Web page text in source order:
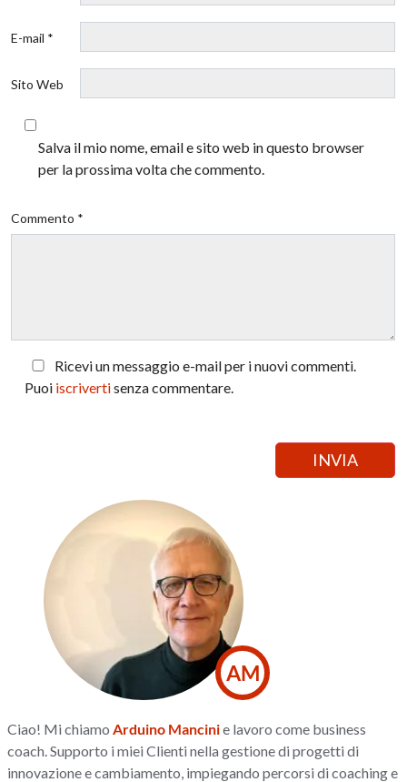
E-mail *
Sito Web
Salva il mio nome, email e sito web in questo browser
per la prossima volta che commento.
Commento *
Ricevi un messaggio e-mail per i nuovi commenti.
Puoi iscrivertisenza commentare.
AM
Ciao! Mi chiamo Arduino Mancinie lavoro come business
coach. Supporto i miei Clienti nella gestione di progetti di
innovazione e cambiamento, impiegando percorsi di coaching e